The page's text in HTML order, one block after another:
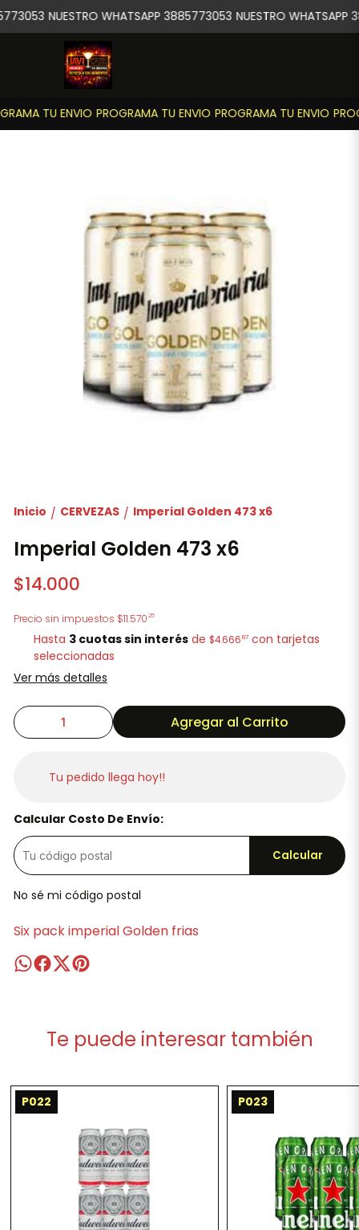
TU ENVIO PROGRAMA TU ENVIO PROGRAMA TU ENVIO
NUESTRO WHATSAPP 3885773053 NUESTRO WHATSAPP
Inicio / CERVEZAS / Imperial Golden 473 x6
Imperial Golden 473 x6
$14.000
Precio sin impuestos $11.57025
Hasta 3 cuotas sin interés de $4.66667 con tarjetas
seleccionadas
Ver más detalles
Agregar al Carrito
Tu pedido llega hoy!!
Calcular Costo De Envío:
Calcular
No sé mi código postal
Six pack imperial Golden frias
Te puede interesar también
P022 P023